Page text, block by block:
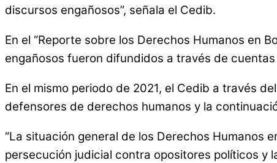
discursos engañosos”, señala el Cedib.
En el “Reporte sobre los Derechos Humanos en
engañosos fueron difundidos a través de
En el mismo periodo de 2021, el Cedib a través
defensores de derechos humanos y la
“La situación general de los Derechos Humanos
persecución judicial contra opositores políticos y